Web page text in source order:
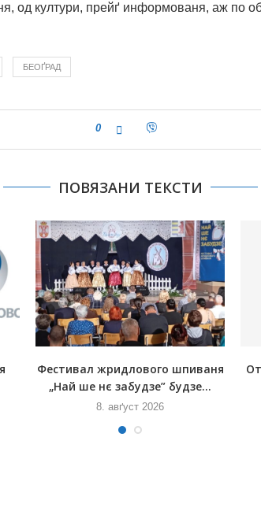
од култури, прейґ информованя, аж по
БЕОҐРАД
0
ПОВЯЗАНИ ТЕКСТИ
Фестивал жридлового шпиваня
„Най ше нє забудзе” будзе...
8. авґуст 2026